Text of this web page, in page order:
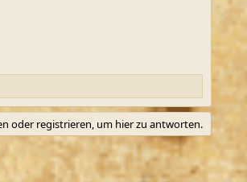
oder registrieren, um hier zu antworten.